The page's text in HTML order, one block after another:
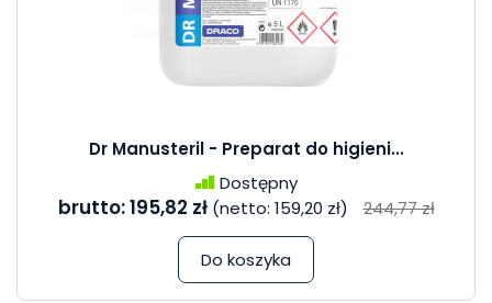
Dr Manusteril - Preparat do higieni...
Dostępny
brutto:195,82 zł (netto: 159,20 zł) 244,77 zł
Do koszyka